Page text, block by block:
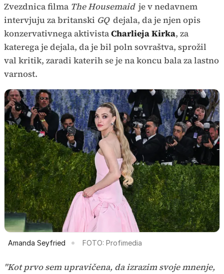
Zvezdnica filma The Housemaid je v nedavnem
intervjuju za britanski GQ dejala, da je njen opis
konzervativnega aktivistaCharlieja Kirka, za
katerega je dejala, da je bil poln sovraštva, sprožil
val kritik, zaradi katerih se je na koncu bala za lastno
varnost.
Amanda Seyfried FOTO: Profimedia
"Kot prvo sem upravičena, da izrazim svoje mnenje,